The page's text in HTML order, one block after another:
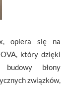
opiera się na
który dzięki
budowy błony
związków,